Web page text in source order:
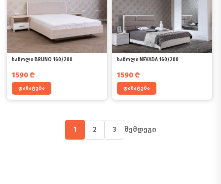
1590 ₾
საწოლი BRUNO 160/200
დამატება
1590 ₾
საწოლი NEVADA 160/200
დამატება
1 2 3 შემდეგი